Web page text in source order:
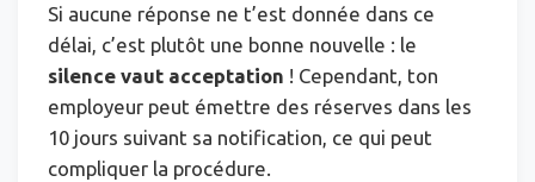
Si aucune réponse ne t’est donnée dans ce
délai, c’est plutôt une bonne nouvelle : le
silence vaut acceptation ! Cependant, ton
employeur peut émettre des réserves dans les
10 jours suivant sa notification, ce qui peut
compliquer la procédure.